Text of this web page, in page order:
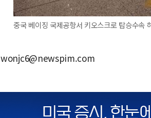
중국 베이징 국제공항서 키오스크로 탑승수
wonjc6@newspim.com